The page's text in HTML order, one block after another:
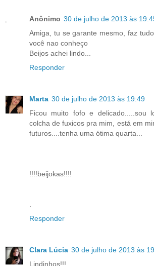
Anônimo 30 de julho de 2013 às
Amiga, tu se garante mesmo, faz
você nao conheço
Beijos achei lindo...
Responder
Marta 30 de julho de 2013 às 19:49
Ficou muito fofo e delicado.....sou
colcha de fuxicos pra mim, está em
futuros....tenha uma ótima quarta...
!!!!beijokas!!!!
Responder
Clara Lúcia 30 de julho de 2013 às
Lindinhos!!!